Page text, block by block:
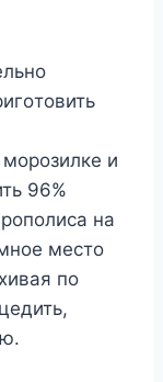
и
96%
нa
мecтo
пo